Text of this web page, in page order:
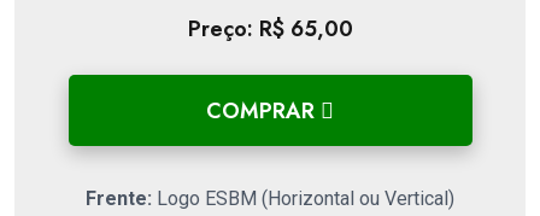
Preço: R$ 65,00
COMPRAR
Frente: Logo ESBM (Horizontal ou Vertical)